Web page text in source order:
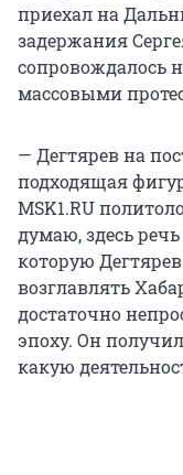
приехал на
задержания
сопровождалось
массовыми
— Дегтярев на
подходящая
MSK1.RU
думаю, здесь
которую
возглавлять
достаточно
эпоху. Он
какую